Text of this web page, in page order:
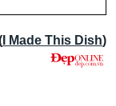
I Made This Dish)